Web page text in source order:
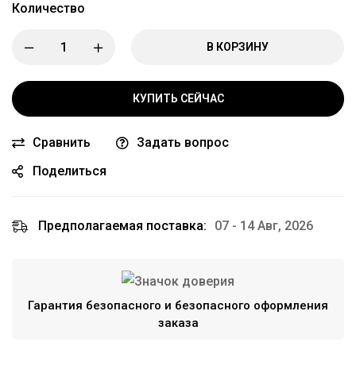
Количество
В КОРЗИНУ
КУПИТЬ СЕЙЧАС
Сравнить
Задать вопрос
Поделиться
Предполагаемая поставка: 07 - 14 Авг, 2026
Гарантия безопасного и безопасного оформления
заказа